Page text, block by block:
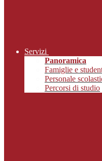
Servizi
Panoramica
Famiglie e
Personale
Percorsi di studio